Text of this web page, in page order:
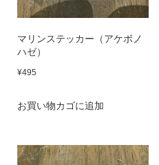
マリンステッカー（アケボノ
ハゼ）
¥495
お買い物カゴに追加